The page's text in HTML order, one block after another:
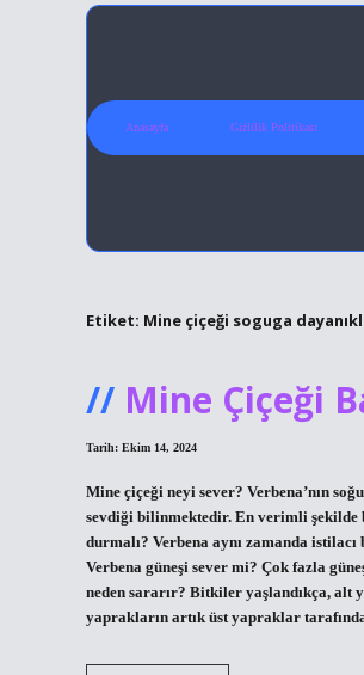
Anasayfa Gizlilik Politikası
Etiket: Mine çiçeği soguga
Mine Çiçeği
Tarih: Ekim 14, 2024
Mine çiçeği neyi sever? Verbena’nın
sevdiği bilinmektedir. En verimli şekilde
durmalı? Verbena aynı zamanda
Verbena güneşi sever mi? Çok fazla
neden sararır? Bitkiler yaşlandıkça, alt
yaprakların artık üst yapraklar